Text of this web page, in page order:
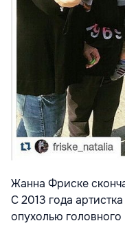
Жанна Фриске
С 2013 года
опухолью головного